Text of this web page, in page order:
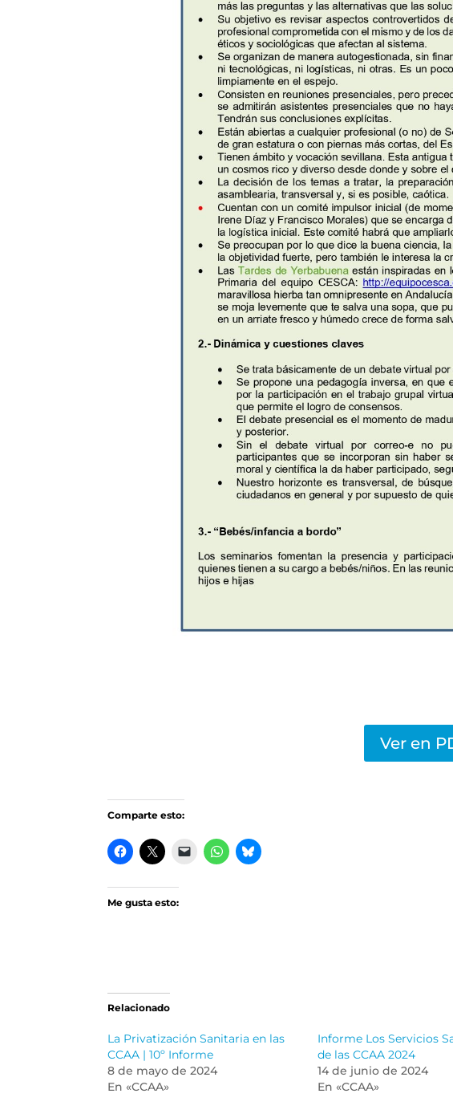
Ver en
Comparte esto:
Me gusta esto:
Relacionado
La Privatización Sanitaria en las
CCAA | 10º Informe
8 de mayo de 2024
En «CCAA»
Informe Los Servicios
de las CCAA 2024
14 de junio de 2024
En «CCAA»